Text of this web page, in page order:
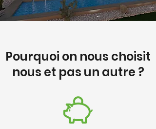
Pourquoi on nous choisit
nous et pas un autre ?